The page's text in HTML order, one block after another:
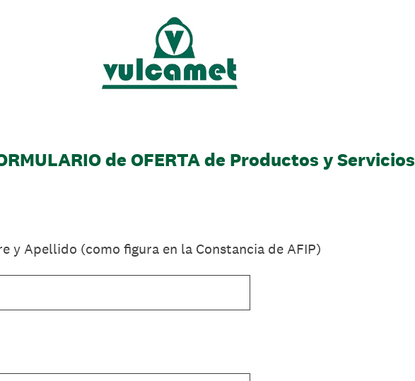
de OFERTA de Productos y Servicios
y Apellido (como figura en la Constancia de AFIP)